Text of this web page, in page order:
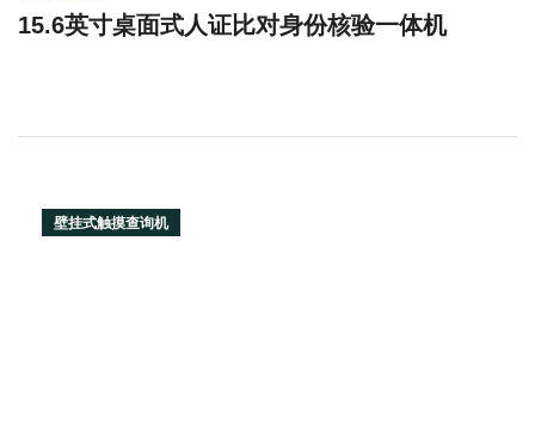
15.6英寸桌面式人证比对身份核验一体机
壁挂式触摸查询机